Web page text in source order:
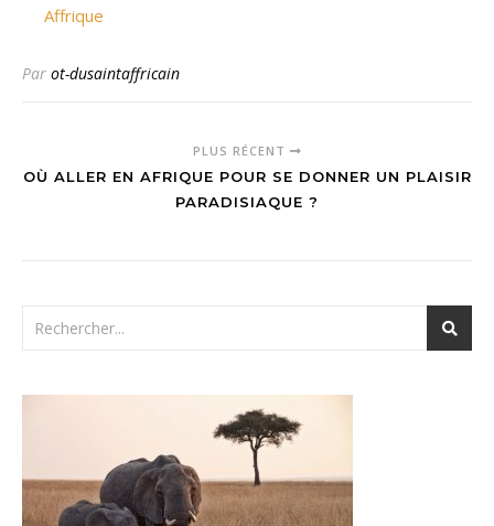
Affrique
Par ot-dusaintaffricain
PLUS RÉCENT
OÙ ALLER EN AFRIQUE POUR SE DONNER UN PLAISIR
PARADISIAQUE ?